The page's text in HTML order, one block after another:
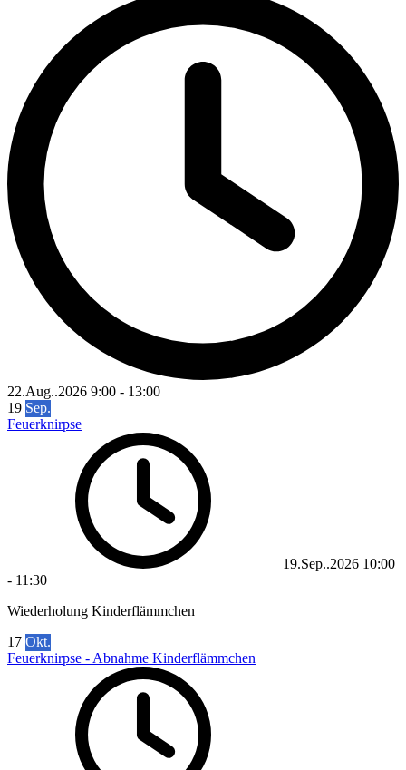
22.Aug..2026 9:00 - 13:00
19 Sep.
Feuerknirpse
19.Sep..2026 10:00
- 11:30
Wiederholung Kinderflämmchen
17 Okt.
Feuerknirpse - Abnahme Kinderflämmchen